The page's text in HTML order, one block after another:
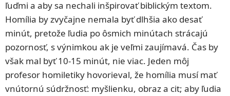
ľuďmi a aby sa nechali inšpirovať biblickým textom.
Homília by zvyčajne nemala byť dlhšia ako desať
minút, pretože ľudia po ôsmich minútach strácajú
pozornosť, s výnimkou ak je veľmi zaujímavá. Čas by
však mal byť 10-15 minút, nie viac. Jeden môj
profesor homiletiky hovorieval, že homília musí mať
vnútornú súdržnosť: myšlienku, obraz a cit; aby ľudia